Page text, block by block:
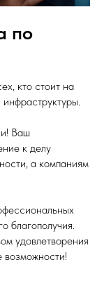
по
кто стоит на
Ваш
к делу
а компаниям
благополучия.
удовлетворения
возможности!